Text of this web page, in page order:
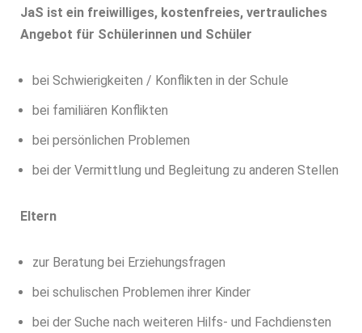
JaS ist ein freiwilliges, kostenfreies, vertrauliches
Angebot für Schülerinnen und Schüler
bei Schwierigkeiten / Konflikten in der Schule
bei familiären Konflikten
bei persönlichen Problemen
bei der Vermittlung und Begleitung zu anderen Stellen
Eltern
zur Beratung bei Erziehungsfragen
bei schulischen Problemen ihrer Kinder
bei der Suche nach weiteren Hilfs- und Fachdiensten